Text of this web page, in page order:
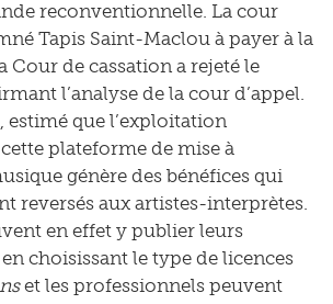
reconventionnelle. La cour
Tapis Saint-Maclou à payer à la
Cour de cassation a rejeté le
l’analyse de la cour d’appel.
estimé que l’exploitation
plateforme de mise à
génère des bénéfices qui
reversés aux artistes-interprètes.
en effet y publier leurs
choisissant le type de licences
et les professionnels peuvent